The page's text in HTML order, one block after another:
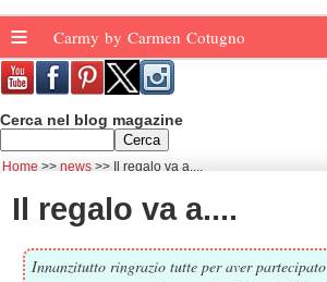
≡ Carmy by Carmen Cotugno
Cerca nel blog magazine
Home news Il regalo va a....
Il regalo va a....
Innanzitutto ringrazio tutte per aver